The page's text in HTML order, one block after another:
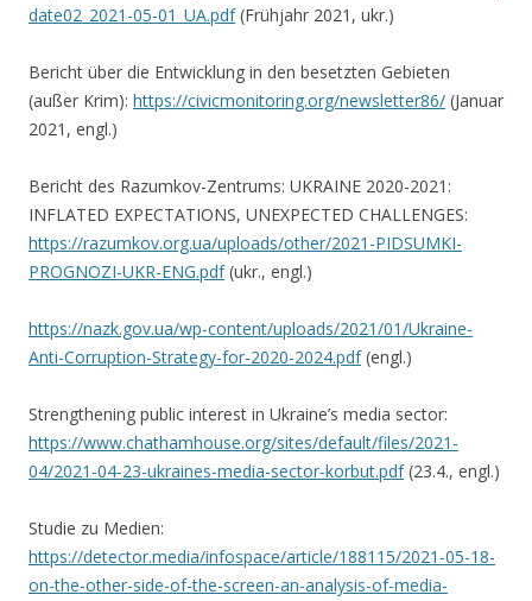
date02_2021-05-01_UA.pdf(Frühjahr 2021, ukr.)
Bericht über die Entwicklung in den besetzten Gebieten
(außer Krim): https://civicmonitoring.org/newsletter86/ (Januar
2021, engl.)
Bericht des Razumkov-Zentrums: UKRAINE 2020-2021:
INFLATED EXPECTATIONS, UNEXPECTED CHALLENGES:
https://razumkov.org.ua/uploads/other/2021-PIDSUMKI-
PROGNOZI-UKR-ENG.pdf(ukr., engl.)
https://nazk.gov.ua/wp-content/uploads/2021/01/Ukraine-
Anti-Corruption-Strategy-for-2020-2024.pdf(engl.)
Strengthening public interest in Ukraine’s media sector:
https://www.chathamhouse.org/sites/default/files/2021-
04/2021-04-23-ukraines-media-sector-korbut.pdf(23.4., engl.)
Studie zu Medien:
https://detector.media/infospace/article/188115/2021-05-18-
on-the-other-side-of-the-screen-an-analysis-of-media-